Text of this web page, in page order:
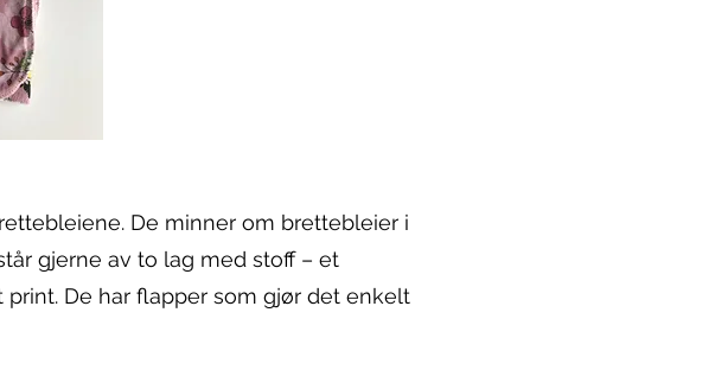
De minner om brettebleier i
gjerne av to lag med stoff – et
De har flapper som gjør det enkelt